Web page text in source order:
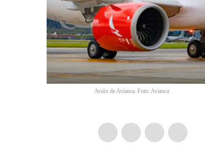
Avión de Avianca. Foto: Avianca